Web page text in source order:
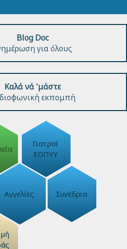
Blog Doc
για όλους
Καλά νά 'μάστε
εκπομπή
Γιατροί
ΕΟΠΥΥ
Αγγελίες Συνέδρια